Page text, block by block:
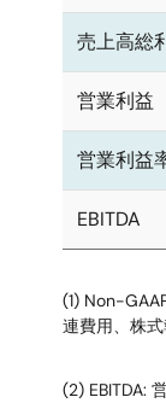
売上高総
営業利益
営業利益
EBITDA
(1) Non-
連費用、株
(2) EBITDA: